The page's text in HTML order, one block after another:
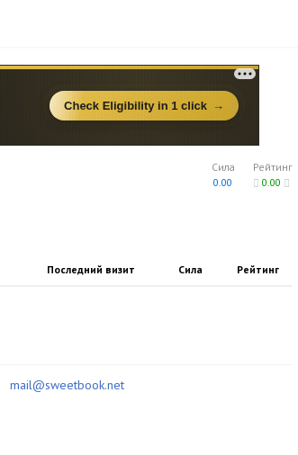
Рейтинг
0.00
Сила
0.00
Последний визит Сила Рейтинг
mail@sweetbook.net